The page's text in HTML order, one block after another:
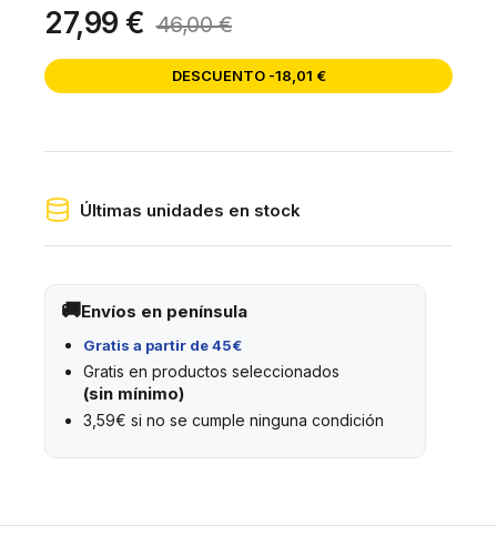
27,99 € 46,00 €
DESCUENTO -18,01 €
Últimas unidades en stock
Envíos en península
Gratis a partir de 45€
Gratis en productos seleccionados
(sin mínimo)
3,59€ si no se cumple ninguna condición